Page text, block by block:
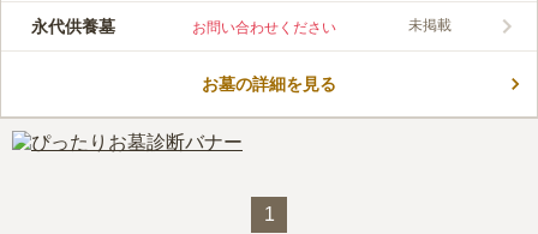
り、お骨が納められている区画に対してしっかりと向き合い手を
合わせられます。また、墓域は日当たりが良く、明るい雰囲気で
家になる必要があります。
この霊園はまだ誰からも評価されていません。
永代供養墓 お問い合わせください 未掲載
お墓の詳細を見る
1